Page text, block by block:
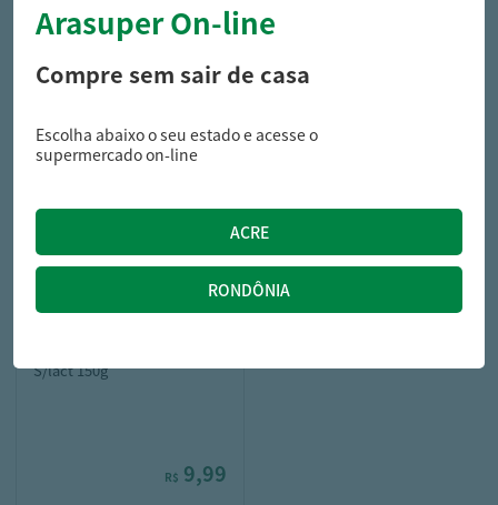
R$ 31,09
S/lact 150g
R$ 9,99
Arasuper On-line
Compre sem sair de casa
Escolha abaixo o seu estado e acesse o
supermercado on-line